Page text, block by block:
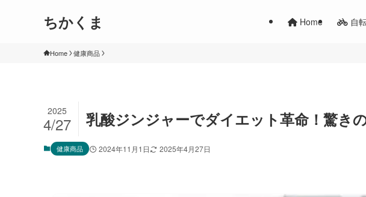
ちかくま Home 自
Home 健康商品
乳酸ジンジャーでダイエット革命！驚き
2025
4/27
健康商品 2024年11月1日 2025年4月27日